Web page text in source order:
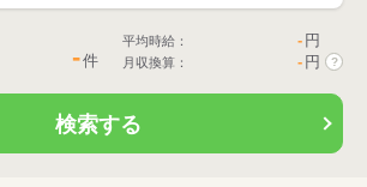
-件
平均時給： - 円
月収換算： - 円 ?
検索する